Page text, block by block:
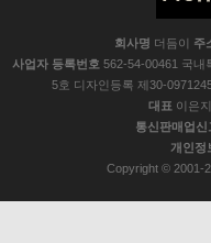
회사명 더듬이 주
사업자 등록번호 562-54-00461 국내
5호 디자인등록 제30-
대표 이은지
통신판매업신
개인정
Copyright © 2001-